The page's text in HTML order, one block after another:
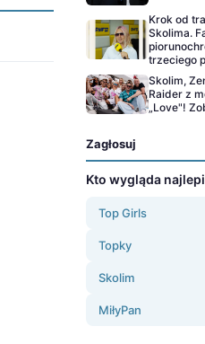
Krok od
Skolima.
trzeciego
Skolim,
Raider z
„Love"!
Zagłosuj
Kto wygląda
Top Girls
Topky
Skolim
MiłyPan